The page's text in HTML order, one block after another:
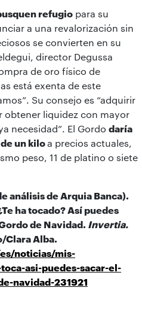
refugio para su
a una revalorización sin
se convierten en su
director Degussa
de oro físico de
está exenta de este
Su consejo es “adquirir
obtener liquidez con mayor
necesidad”. El Gordo daría
un kiloa precios actuales,
peso, 11 de platino o siete
análisis de Arquia Banca).
ha tocado? Así puedes
de Navidad. Invertia.
Clara Alba.
noticias/mis-
asi-puedes-sacar-el-
navidad-231921